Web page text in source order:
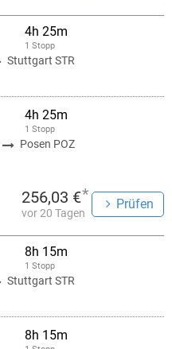
4h 25m
1 Stopp
Stuttgart STR
4h 25m
1 Stopp
Posen POZ
256,03 €*
vor 20 Tagen
Prüfen
8h 15m
1 Stopp
Stuttgart STR
8h 15m